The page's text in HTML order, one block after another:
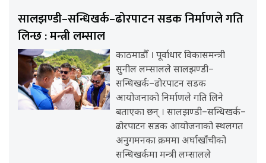
सालझण्डी–सन्धिखर्क–ढोरपाटन सडक निर्माणले गति
लिन्छ : मन्त्री लम्साल
काठमाडौँ । पूर्वाधार विकासमन्त्री
सुनील लम्सालले सालझण्डी–
सन्धिखर्क–ढोरपाटन सडक
आयोजनाको निर्माणले गति लिने
बताएका छन् । सालझण्डी–सन्धिखर्क–
ढोरपाटन सडक आयोजनाको स्थलगत
अनुगमनका क्रममा अर्घाखाँचीको
सन्धिखर्कमा मन्त्री लम्सालले